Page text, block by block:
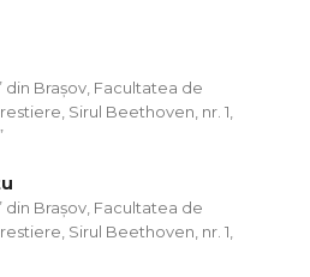
din Brașov, Facultatea de
Sirul Beethoven, nr. 1,
din Brașov, Facultatea de
Sirul Beethoven, nr. 1,